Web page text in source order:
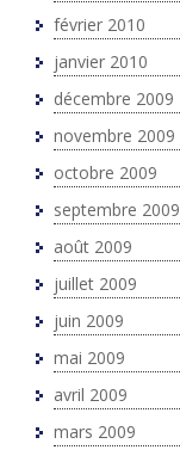
février 2010
janvier 2010
décembre 2009
novembre 2009
octobre 2009
septembre 2009
août 2009
juillet 2009
juin 2009
mai 2009
avril 2009
mars 2009